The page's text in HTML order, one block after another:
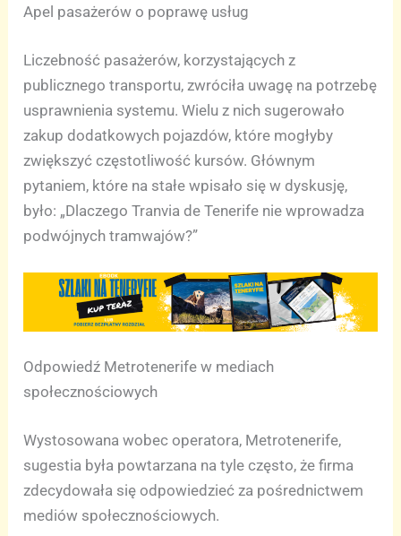
Apel pasażerów o poprawę usług
Liczebność pasażerów, korzystających z
publicznego transportu, zwróciła uwagę na potrzebę
usprawnienia systemu. Wielu z nich sugerowało
zakup dodatkowych pojazdów, które mogłyby
zwiększyć częstotliwość kursów. Głównym
pytaniem, które na stałe wpisało się w dyskusję,
było: „Dlaczego Tranvia de Tenerife nie wprowadza
podwójnych tramwajów?”
Odpowiedź Metrotenerife w mediach
społecznościowych
Wystosowana wobec operatora, Metrotenerife,
sugestia była powtarzana na tyle często, że firma
zdecydowała się odpowiedzieć za pośrednictwem
mediów społecznościowych.